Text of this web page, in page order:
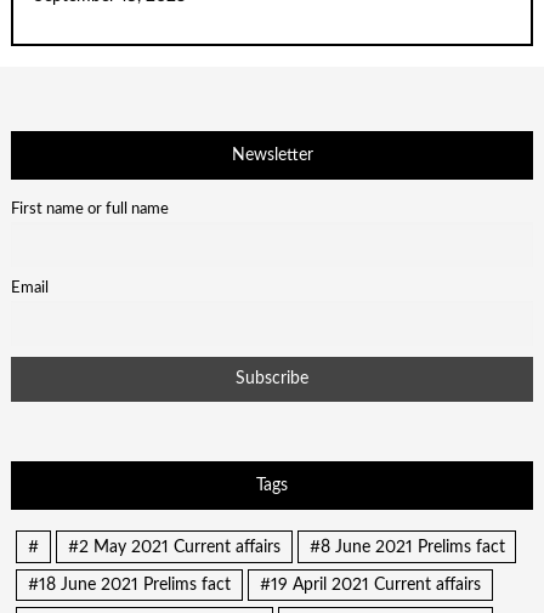
Newsletter
First name or full name
Email
Tags
# #2 May 2021 Current affairs #8 June 2021 Prelims fact
#18 June 2021 Prelims fact #19 April 2021 Current affairs